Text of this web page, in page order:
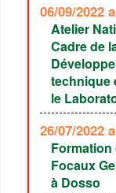
06/09/2022
Atelier
Cadre de
technique
le
26/07/2022
Formation
Focaux
à Dosso